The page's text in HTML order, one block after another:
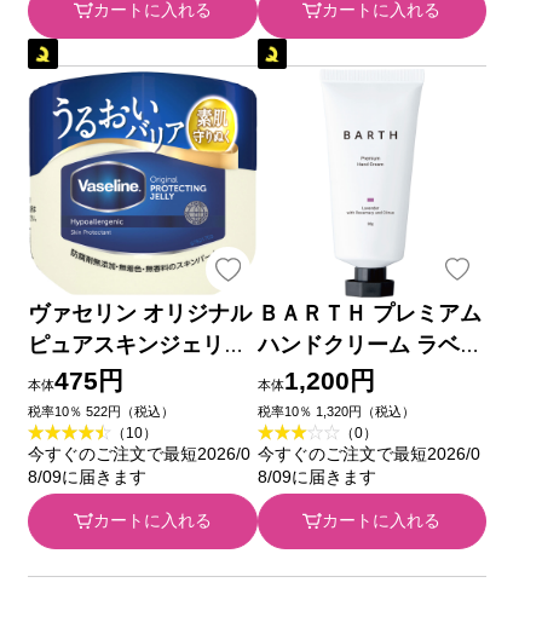
カートに入れる カートに入れる
ヴァセリン オリジナル
ピュアスキンジェリー
８０Ｇ ユニリーバ・ジ
ャパン
本体475円
税率10％ 522円（税込）
（10）
今すぐのご注文で最短2026/0
8/09に届きます
カートに入れる
ＢＡＲＴＨ プレミアム
ハンドクリーム ラベン
ダー ５０ｇ ＢＡＲＴ
Ｈ
本体1,200円
税率10％ 1,320円（税込）
（0）
今すぐのご注文で最短2026/0
8/09に届きます
カートに入れる